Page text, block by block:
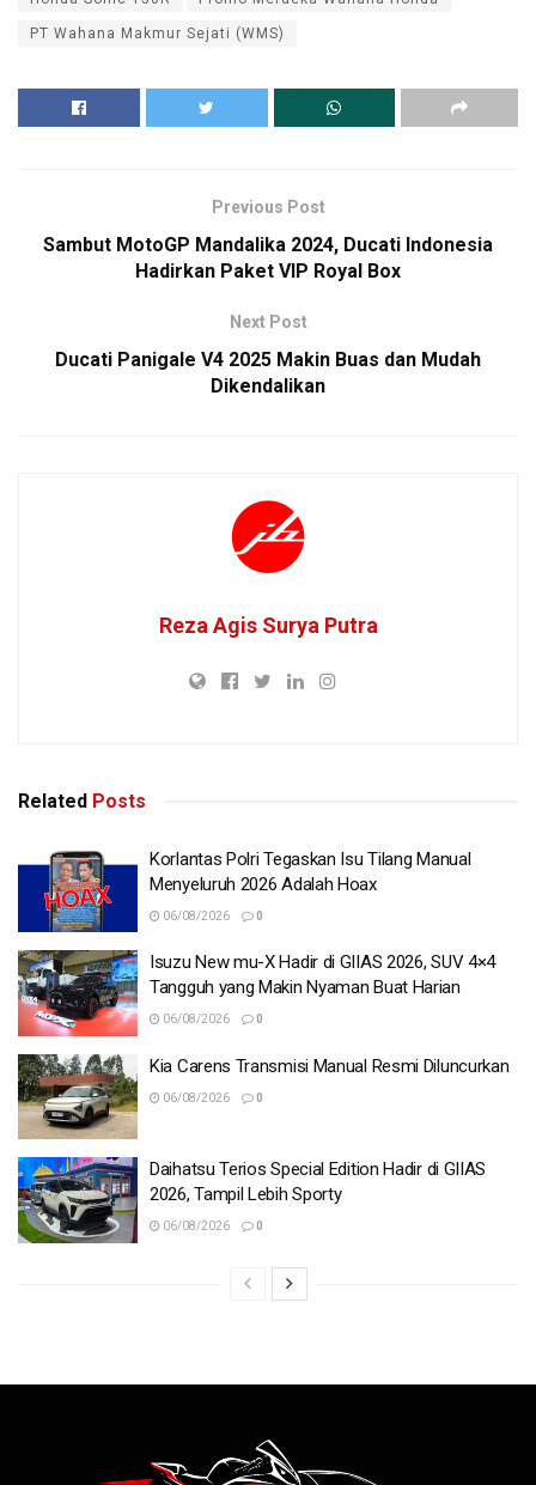
PT Wahana Makmur Sejati (WMS)
Previous Post
Sambut MotoGP Mandalika 2024, Ducati Indonesia
Hadirkan Paket VIP Royal Box
Next Post
Ducati Panigale V4 2025 Makin Buas dan Mudah
Dikendalikan
Reza Agis Surya Putra
Related Posts
Korlantas Polri Tegaskan Isu Tilang Manual
Menyeluruh 2026 Adalah Hoax
06/08/2026 0
Isuzu New mu-X Hadir di GIIAS 2026, SUV 4×4
Tangguh yang Makin Nyaman Buat Harian
06/08/2026 0
Kia Carens Transmisi Manual Resmi Diluncurkan
06/08/2026 0
Daihatsu Terios Special Edition Hadir di GIIAS
2026, Tampil Lebih Sporty
06/08/2026 0